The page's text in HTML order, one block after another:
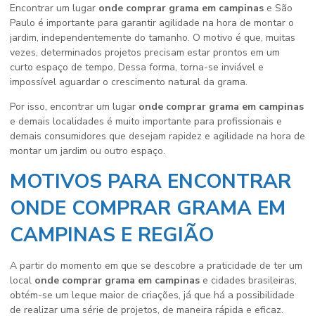
Encontrar um lugar onde comprar grama em campinas e São
Paulo é importante para garantir agilidade na hora de montar o
jardim, independentemente do tamanho. O motivo é que, muitas
vezes, determinados projetos precisam estar prontos em um
curto espaço de tempo. Dessa forma, torna-se inviável e
impossível aguardar o crescimento natural da grama.
Por isso, encontrar um lugar onde comprar grama em campinas
e demais localidades é muito importante para profissionais e
demais consumidores que desejam rapidez e agilidade na hora de
montar um jardim ou outro espaço.
MOTIVOS PARA ENCONTRAR
ONDE COMPRAR GRAMA EM
CAMPINAS E REGIÃO
A partir do momento em que se descobre a praticidade de ter um
local onde comprar grama em campinas e cidades brasileiras,
obtém-se um leque maior de criações, já que há a possibilidade
de realizar uma série de projetos, de maneira rápida e eficaz.